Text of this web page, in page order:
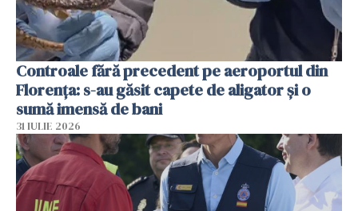
Controale fără precedent pe aeroportul din
Florența: s-au găsit capete de aligator și o
sumă imensă de bani
31 IULIE 2026